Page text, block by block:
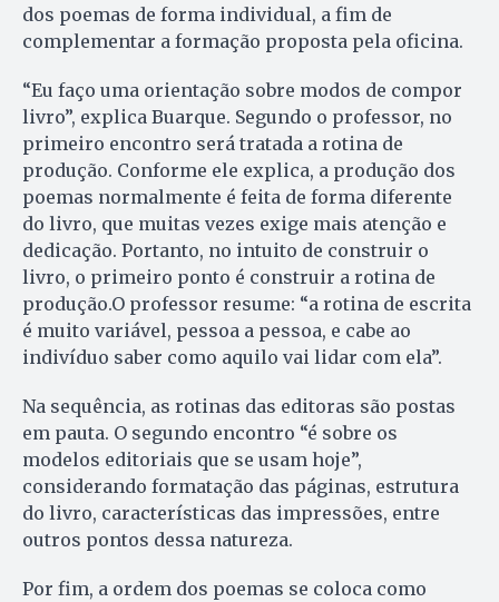
dos poemas de forma individual, a fim de
complementar a formação proposta pela oficina.
“Eu faço uma orientação sobre modos de compor
livro”, explica Buarque. Segundo o professor, no
primeiro encontro será tratada a rotina de
produção. Conforme ele explica, a produção dos
poemas normalmente é feita de forma diferente
do livro, que muitas vezes exige mais atenção e
dedicação. Portanto, no intuito de construir o
livro, o primeiro ponto é construir a rotina de
produção.O professor resume: “a rotina de escrita
é muito variável, pessoa a pessoa, e cabe ao
indivíduo saber como aquilo vai lidar com ela”.
Na sequência, as rotinas das editoras são postas
em pauta. O segundo encontro “é sobre os
modelos editoriais que se usam hoje”,
considerando formatação das páginas, estrutura
do livro, características das impressões, entre
outros pontos dessa natureza.
Por fim, a ordem dos poemas se coloca como